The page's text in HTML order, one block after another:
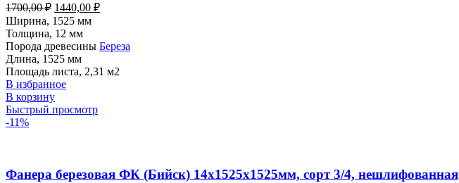
1700,00₽ 1440,00 ₽
Ширина, 1525 мм
Толщина, 12 мм
Порода древесины Береза
Длина, 1525 мм
Площадь листа, 2,31 м2
В избранное
В корзину
Быстрый просмотр
-11%
Фанера березовая ФК (Бийск) 14х1525х1525мм, сорт 3/4, нешлифованная